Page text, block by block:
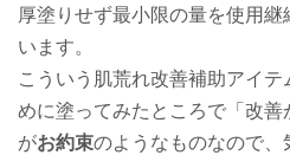
厚塗りせず最小限の量を使用
います。
こういう肌荒れ改善補助アイ
めに塗ってみたところで「改善
がお約束のようなものなので